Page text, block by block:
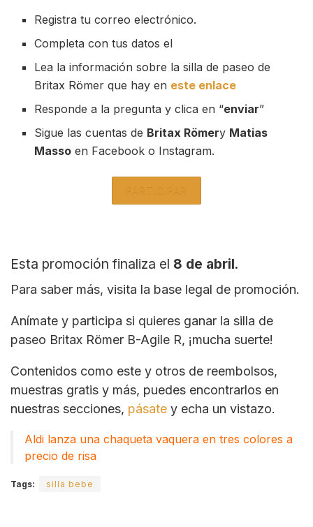
Registra tu correo electrónico.
Completa con tus datos el
Lea la información sobre la silla de paseo de
Britax Römer que hay en este enlace
Responde a la pregunta y clica en “enviar”
Sigue las cuentas de Britax Römery Matias
Masso en Facebook o Instagram.
PARTICIPAR
Esta promoción finaliza el 8 de abril.
Para saber más, visita la base legal de promoción.
Anímate y participa si quieres ganar la silla de
paseo Britax Römer B-Agile R, ¡mucha suerte!
Contenidos como este y otros de reembolsos,
muestras gratis y más, puedes encontrarlos en
nuestras secciones, pásate y echa un vistazo.
Aldi lanza una chaqueta vaquera en tres colores a
precio de risa
Tags: silla bebe